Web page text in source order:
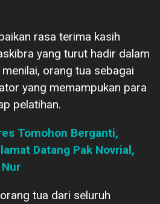
rasa terima kasih
yang turut hadir dalam
orang tua sebagai
yang memampukan para
pelatihan.
Tomohon Berganti,
Datang Pak Novrial,
tua dari seluruh